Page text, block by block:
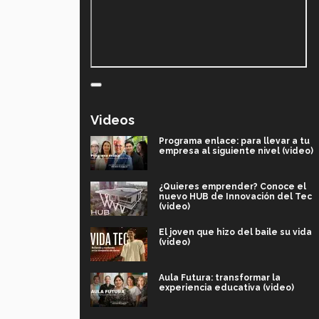
Videos
Programa enlace: para llevar a tu
empresa al siguiente nivel (video)
¿Quieres emprender? Conoce el
nuevo HUB de Innovación del Tec
(video)
El joven que hizo del baile su vida
(video)
Aula Futura: transformar la
experiencia educativa (video)